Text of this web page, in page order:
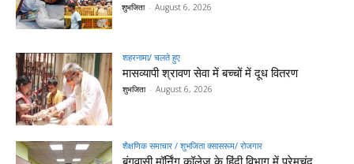
शुभजिता - August 6, 2026
शहरनामा/ चलते हुए
मासव्यापी श्रावण सेवा में बच्चों में दूध वितरण
शुभजिता - August 6, 2026
शैक्षणिक समाचार / शुभजिता क्सासरूम/ रोजगार